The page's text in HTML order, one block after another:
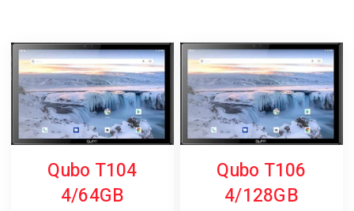
Qubo T104
4/64GB
Qubo T106
4/128GB